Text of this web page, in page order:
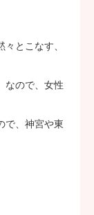
とこなす、
なので、女性
で、神宮や東